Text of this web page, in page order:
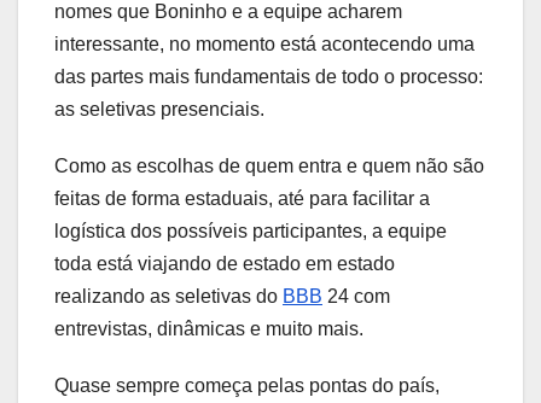
nomes que Boninho e a equipe acharem
interessante, no momento está acontecendo uma
das partes mais fundamentais de todo o processo:
as seletivas presenciais.
Como as escolhas de quem entra e quem não são
feitas de forma estaduais, até para facilitar a
logística dos possíveis participantes, a equipe
toda está viajando de estado em estado
realizando as seletivas do BBB 24 com
entrevistas, dinâmicas e muito mais.
Quase sempre começa pelas pontas do país,